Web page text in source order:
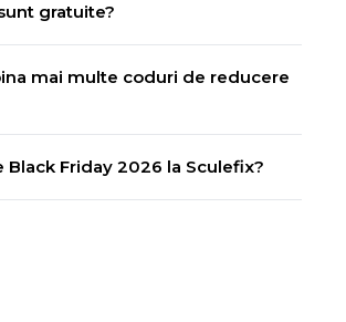
gratuite?
mai multe coduri de reducere
Black Friday 2026 la Sculefix?